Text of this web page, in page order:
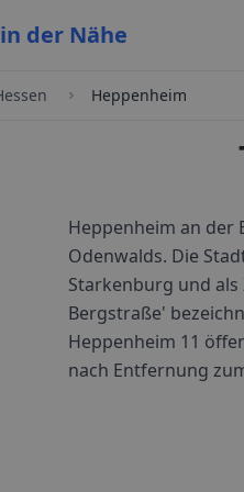
der Nähe
Heppenheim
Heppenheim an der
Odenwalds. Die
Starkenburg und
Bergstraße'
Heppenheim 11
nach Entfernung